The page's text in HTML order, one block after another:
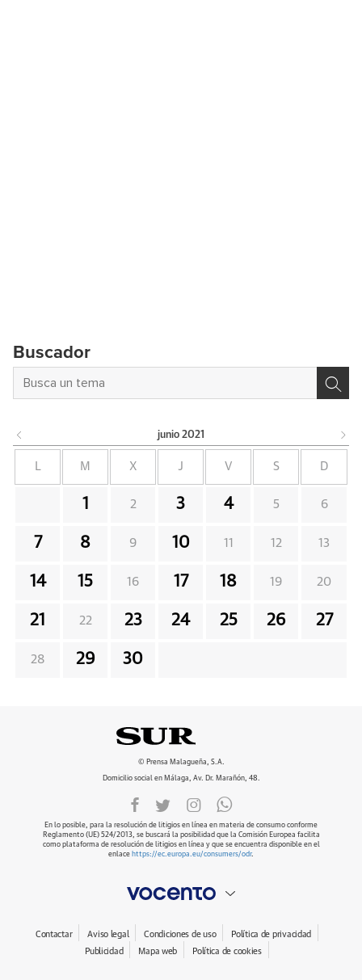
Buscador
junio 2021
L M X J V S D
1 2 3 4 5 6
7 8 9 10 11 12 13
14 15 16 17 18 19 20
21 22 23 24 25 26 27
28 29 30
© Prensa Malagueña, S.A.
Domicilio social en Málaga, Av. Dr. Marañón, 48.
En lo posible, para la resolución de litigios en línea en materia de consumo conforme
Reglamento (UE) 524/2013, se buscará la posibilidad que la Comisión Europea facilita
como plataforma de resolución de litigios en línea y que se encuentra disponible en el
enlace https://ec.europa.eu/consumers/odr.
Contactar Aviso legal Condiciones de uso
Política de privacidad
Publicidad
Mapa web Política de cookies